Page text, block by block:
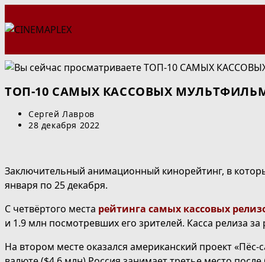
к
ТОП-10 САМЫХ КАССОВЫХ
Автор
записи:
Сергей Лавров
Запись
28 декабря 2022
Заключительный анимационный кинорейтинг, в
января по 25 декабря.
С четвёртого места рейтинга самых кассовых
и 1.9 млн посмотревших его зрителей. Касса релиза
На втором месте оказался американский проект